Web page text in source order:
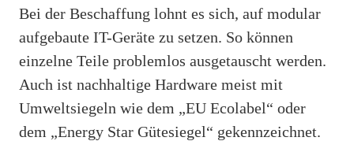
Bei der Beschaffung lohnt es sich, auf modular
aufgebaute IT-Geräte zu setzen. So können
einzelne Teile problemlos ausgetauscht werden.
Auch ist nachhaltige Hardware meist mit
Umweltsiegeln wie dem „EU Ecolabel“ oder
dem „Energy Star Gütesiegel“ gekennzeichnet.